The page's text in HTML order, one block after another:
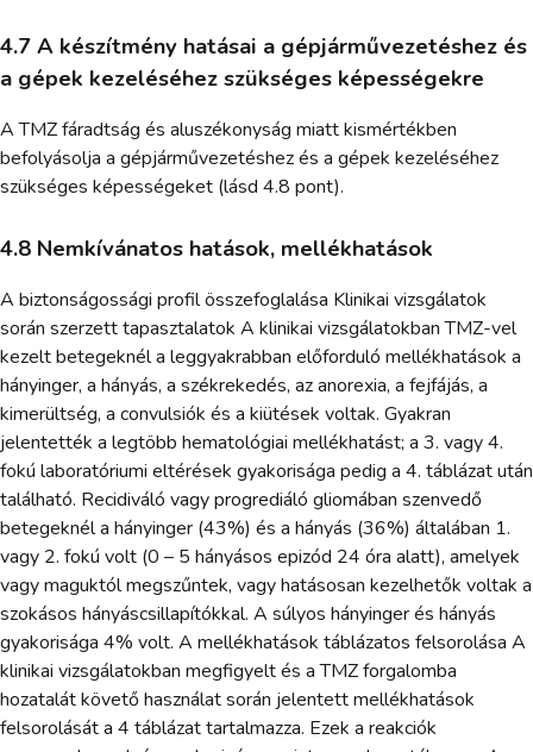
4.7 A készítmény hatásai a gépjárművezetéshez és
a gépek kezeléséhez szükséges képességekre
A TMZ fáradtság és aluszékonyság miatt kismértékben
befolyásolja a gépjárművezetéshez és a gépek kezeléséhez
szükséges képességeket (lásd 4.8 pont).
4.8 Nemkívánatos hatások, mellékhatások
A biztonságossági profil összefoglalása Klinikai vizsgálatok
során szerzett tapasztalatok A klinikai vizsgálatokban TMZ-vel
kezelt betegeknél a leggyakrabban előforduló mellékhatások a
hányinger, a hányás, a székrekedés, az anorexia, a fejfájás, a
kimerültség, a convulsiók és a kiütések voltak. Gyakran
jelentették a legtöbb hematológiai mellékhatást; a 3. vagy 4.
fokú laboratóriumi eltérések gyakorisága pedig a 4. táblázat után
található. Recidiváló vagy progrediáló gliomában szenvedő
betegeknél a hányinger (43%) és a hányás (36%) általában 1.
vagy 2. fokú volt (0 – 5 hányásos epizód 24 óra alatt), amelyek
vagy maguktól megszűntek, vagy hatásosan kezelhetők voltak a
szokásos hányáscsillapítókkal. A súlyos hányinger és hányás
gyakorisága 4% volt. A mellékhatások táblázatos felsorolása A
klinikai vizsgálatokban megfigyelt és a TMZ forgalomba
hozatalát követő használat során jelentett mellékhatások
felsorolását a 4 táblázat tartalmazza. Ezek a reakciók